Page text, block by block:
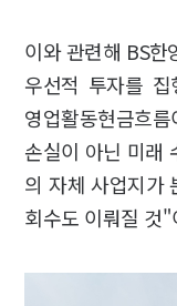
이와 관련해 BS
우선적 투자를 집
영업활동현금흐
손실이 아닌 미래
의 자체 사업지가
회수도 이뤄질 것